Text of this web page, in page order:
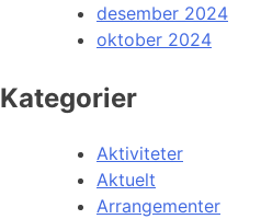
desember 2024
oktober 2024
Kategorier
Aktiviteter
Aktuelt
Arrangementer